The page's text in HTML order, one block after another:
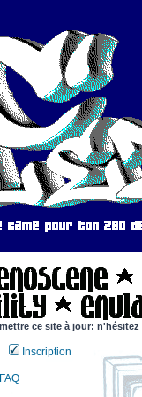
ce site à jour: n'hésitez
Inscription
FAQ